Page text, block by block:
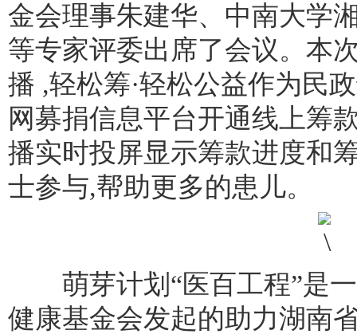
金会理事朱建华、中南大学
等专家评委出席了会议。本
播 ,轻松筹·轻松公益作为民
网募捐信息平台开通线上筹
播实时投屏显示筹款进度和
士参与,帮助更多的患儿。
萌芽计划“医百工程”是一
健康基金会发起的助力湖南